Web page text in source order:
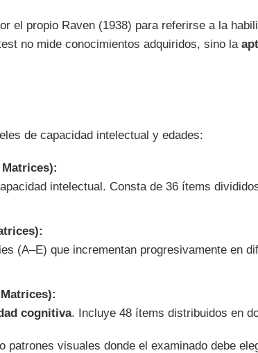
el propio Raven (1938) para referirse a la
no mide conocimientos adquiridos, sino la
de capacidad intelectual y edades:
intelectual. Consta de 36 ítems
(A–E) que incrementan progresivamente en
cognitiva. Incluye 48 ítems distribuidos en
o patrones visuales donde el examinado debe